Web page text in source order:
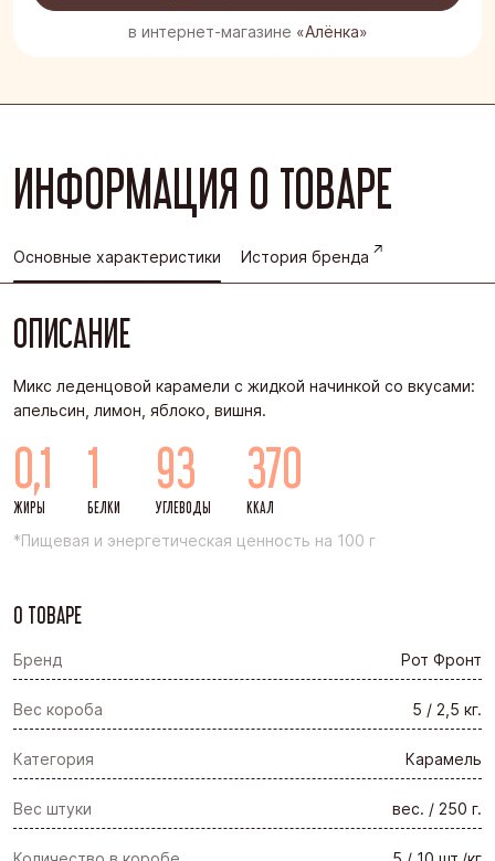
в интернет-магазине «Алёнка»
ИНФОРМАЦИЯ О ТОВАРЕ
Основные характеристики История бренда
ОПИСАНИЕ
Микс леденцовой карамели с жидкой начинкой со вкусами:
апельсин, лимон, яблоко, вишня.
0,1
ЖИРЫ
1
БЕЛКИ
93
УГЛЕВОДЫ
370
ККАЛ
*Пищевая и энергетическая ценность на 100 г
О ТОВАРЕ
Бренд Рот Фронт
Вес короба 5 / 2,5 кг.
Категория Карамель
Вес штуки вес. / 250 г.